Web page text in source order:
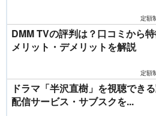
定額
DMM TVの評判は？口コミから特
メリット・デメリットを解説
定額
ドラマ「半沢直樹」を視聴でき
配信サービス・サブスクを...